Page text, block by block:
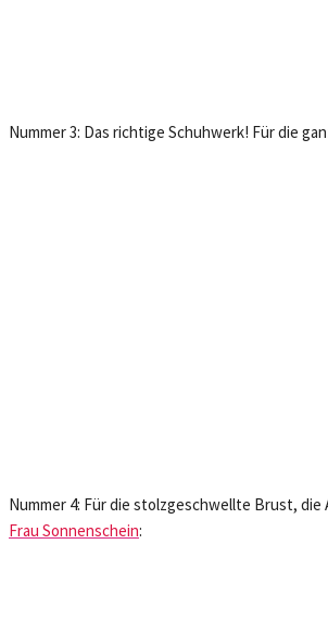
Nummer 3: Das richtige Schuhwerk! Für die
Nummer 4: Für die stolzgeschwellte Brust, die
Frau Sonnenschein: